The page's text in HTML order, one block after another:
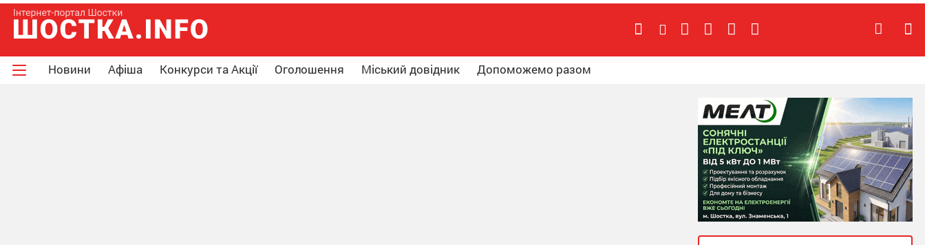
Новини Афіша Конкурси та Акції Оголошення Міський довідник Допоможемо разом